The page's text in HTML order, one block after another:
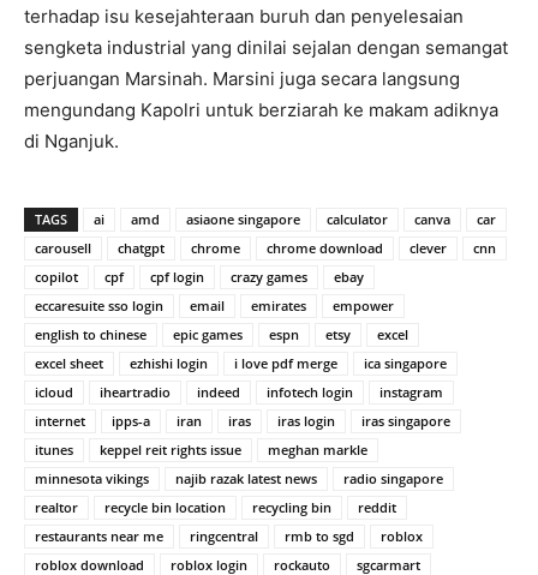
terhadap isu kesejahteraan buruh dan penyelesaian
sengketa industrial yang dinilai sejalan dengan semangat
perjuangan Marsinah. Marsini juga secara langsung
mengundang Kapolri untuk berziarah ke makam adiknya
di Nganjuk.
TAGS ai amd asiaone singapore calculator canva
car
carousell
chatgpt chrome chrome download clever
cnn
copilot
cpf cpf login crazy games
ebay
eccaresuite sso login
email emirates
empower
english to chinese
epic games espn etsy
excel
excel sheet
ezhishi login i love pdf merge
ica singapore
icloud
iheartradio indeed infotech login
instagram
internet
ipps-a iran iras iras login
iras singapore
itunes
keppel reit rights issue
meghan markle
minnesota vikings
najib razak latest news
radio singapore
realtor
recycle bin location recycling bin
reddit
restaurants near me
ringcentral rmb to sgd
roblox
roblox download
roblox login rockauto
sgcarmart